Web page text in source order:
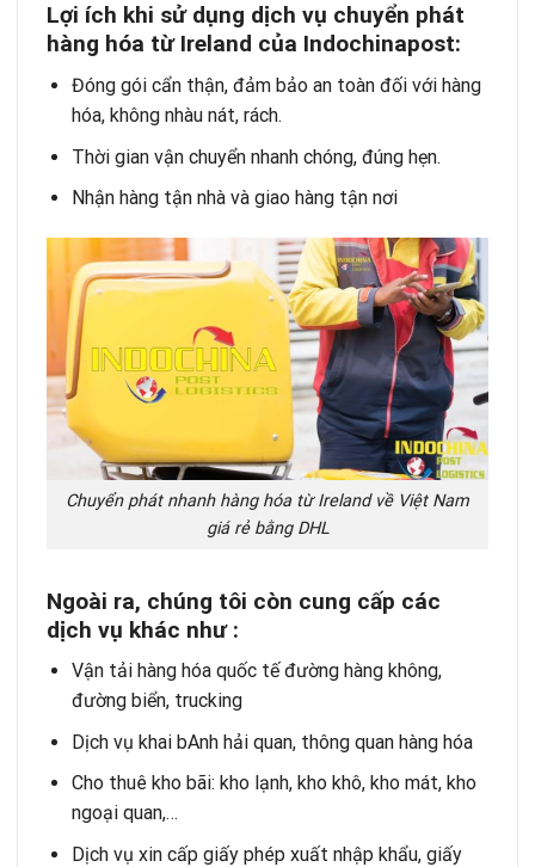
Lợi ích khi sử dụng dịch vụ chuyển phát
hàng hóa từ Ireland của Indochinapost:
Đóng gói cẩn thận, đảm bảo an toàn đối với hàng
hóa, không nhàu nát, rách.
Thời gian vận chuyển nhanh chóng, đúng hẹn.
Nhận hàng tận nhà và giao hàng tận nơi
Chuyển phát nhanh hàng hóa từ Ireland về Việt Nam
giá rẻ bằng DHL
Ngoài ra, chúng tôi còn cung cấp các
dịch vụ khác như :
Vận tải hàng hóa quốc tế đường hàng không,
đường biển, trucking
Dịch vụ khai bAnh hải quan, thông quan hàng hóa
Cho thuê kho bãi: kho lạnh, kho khô, kho mát, kho
ngoại quan,…
Dịch vụ xin cấp giấy phép xuất nhập khẩu, giấy